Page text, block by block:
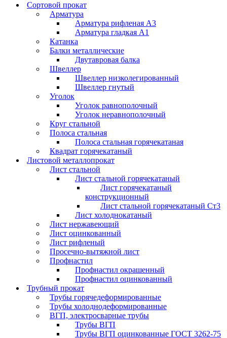
Сортовой прокат
Арматура
Арматура рифленая А3
Арматура гладкая А1
Катанка
Балки металлические
Двутавровая балка
Швеллер
Швеллер низколегированный
Швеллер гнутый
Уголок
Уголок равнополочный
Уголок неравнополочный
Круг стальной
Полоса стальная
Полоса стальная горячекатаная
Квадрат горячекатаный
Листовой металлопрокат
Лист стальной
Лист стальной горячекатаный
Лист горячекатаный
конструкционный
Лист стальной горячекатаный Ст3
Лист холоднокатаный
Лист нержавеющий
Лист оцинкованный
Лист рифленый
Просечно-вытяжной лист
Профнастил
Профнастил окрашенный
Профнастил оцинкованный
Трубный прокат
Трубы горячедеформированные
Трубы холоднодеформированные
ВГП, электросварные трубы
Трубы ВГП
Трубы ВГП оцинкованные ГОСТ 3262-75